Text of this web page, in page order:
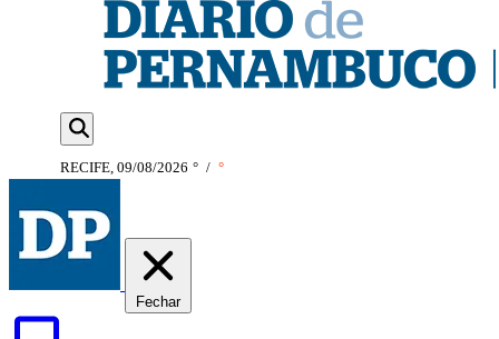
RECIFE, 09/08/2026 ° / °
Fechar